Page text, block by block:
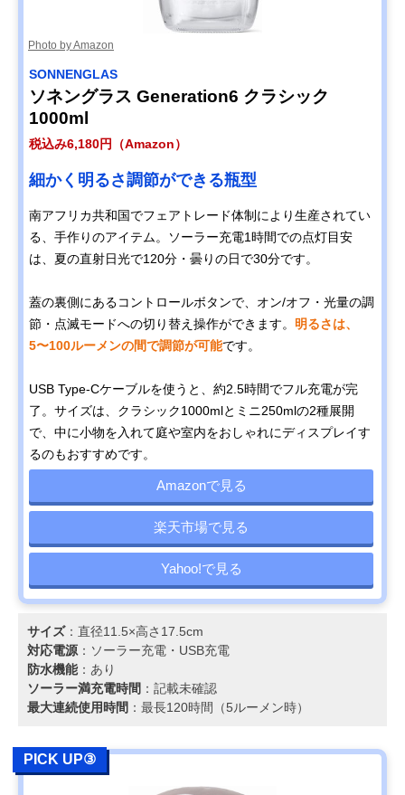
Photo by Amazon
SONNENGLAS
ソネングラス Generation6 クラシック
1000ml
税込み6,180円（Amazon）
細かく明るさ調節ができる瓶型
南アフリカ共和国でフェアトレード体制により生産されてい
る、手作りのアイテム。ソーラー充電1時間での点灯目安
は、夏の直射日光で120分・曇りの日で30分です。
蓋の裏側にあるコントロールボタンで、オン/オフ・光量の調
節・点滅モードへの切り替え操作ができます。 明るさは、
5〜100ルーメンの間で調節が可能です。
USB Type-Cケーブルを使うと、約2.5時間でフル充電が完
了。サイズは、クラシック1000mlとミニ250mlの2種展開
で、中に小物を入れて庭や室内をおしゃれにディスプレイす
るのもおすすめです。
Amazonで見る
楽天市場で見る
Yahoo!で見る
サイズ：直径11.5×高さ17.5cm
対応電源：ソーラー充電‎・USB充電
防水機能：あり
ソーラー満充電時間 ：記載未確認
最大連続使用時間 ：最長120時間（5ルーメン時）
PICK UP③